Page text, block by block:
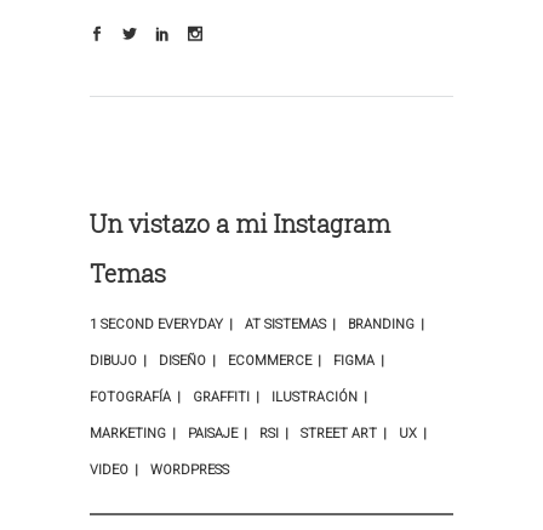
Un vistazo a mi Instagram
Temas
1 SECOND EVERYDAY AT SISTEMAS BRANDING
DIBUJO DISEÑO ECOMMERCE FIGMA
FOTOGRAFÍA GRAFFITI ILUSTRACIÓN
MARKETING PAISAJE RSI STREET ART UX
VIDEO WORDPRESS